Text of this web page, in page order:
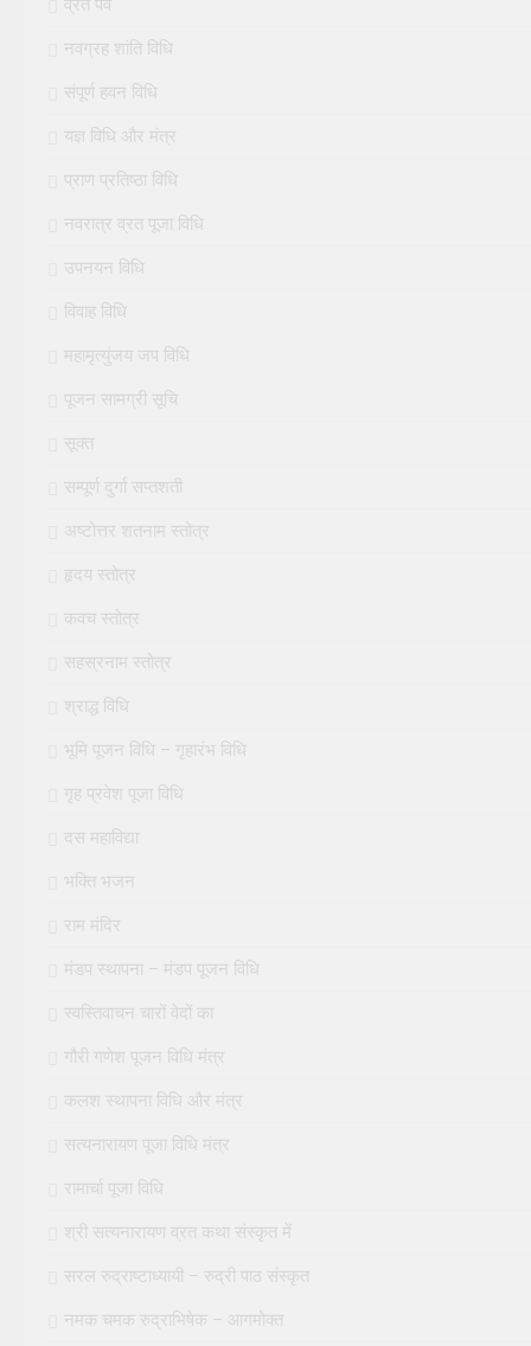
व्रत पर्व
नवग्रह शांति विधि
संपूर्ण हवन विधि
यज्ञ विधि और मंत्र
प्राण प्रतिष्ठा विधि
नवरात्र व्रत पूजा विधि
उपनयन विधि
विवाह विधि
महामृत्युंजय जप विधि
पूजन सामग्री सूचि
सूक्त
सम्पूर्ण दुर्गा सप्तशती
अष्टोत्तर शतनाम स्तोत्र
हृदय स्तोत्र
कवच स्तोत्र
सहस्रनाम स्तोत्र
श्राद्ध विधि
भूमि पूजन विधि – गृहारंभ विधि
गृह प्रवेश पूजा विधि
दस महाविद्या
भक्ति भजन
राम मंदिर
मंडप स्थापना – मंडप पूजन विधि
स्वस्तिवाचन चारों वेदों का
गौरी गणेश पूजन विधि मंत्र
कलश स्थापना विधि और मंत्र
सत्यनारायण पूजा विधि मंत्र
रामार्चा पूजा विधि
श्री सत्यनारायण व्रत कथा संस्कृत में
सरल रुद्राष्टाध्यायी – रुद्री पाठ संस्कृत
नमक चमक रुद्राभिषेक – आगमोक्त